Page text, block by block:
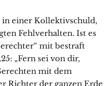
in einer Kollektivschuld,
Fehlverhalten. Ist es
mit bestraft
„Fern sei von dir,
mit dem
Richter der ganzen Erde